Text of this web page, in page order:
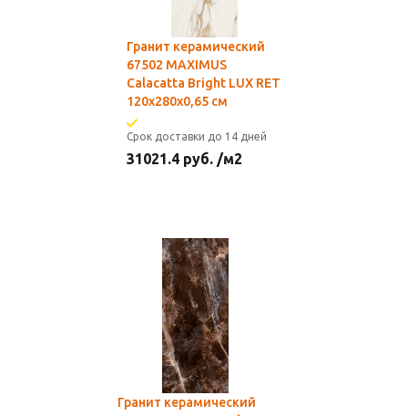
Гранит керамический
67502 MAXIMUS
Calacatta Bright LUX RET
120x280x0,65 см
Срок доставки до 14 дней
31021.4 руб. /м2
Гранит керамический